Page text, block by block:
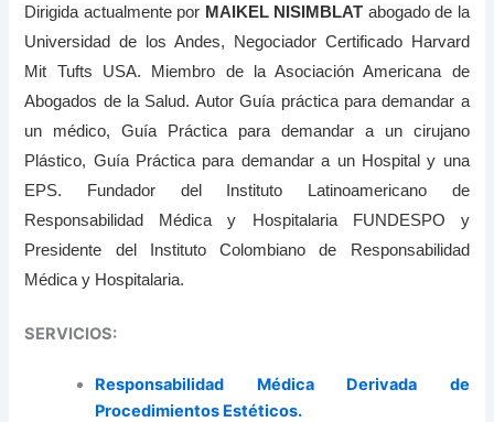
Dirigida actualmente por MAIKEL NISIMBLAT abogado de la
Universidad de los Andes, Negociador Certificado Harvard
Mit Tufts USA. Miembro de la Asociación Americana de
Abogados de la Salud. Autor Guía práctica para demandar a
un médico, Guía Práctica para demandar a un cirujano
Plástico, Guía Práctica para demandar a un Hospital y una
EPS. Fundador del Instituto Latinoamericano de
Responsabilidad Médica y Hospitalaria FUNDESPO y
Presidente del Instituto Colombiano de Responsabilidad
Médica y Hospitalaria.
SERVICIOS:
Responsabilidad Médica Derivada de
Procedimientos Estéticos.